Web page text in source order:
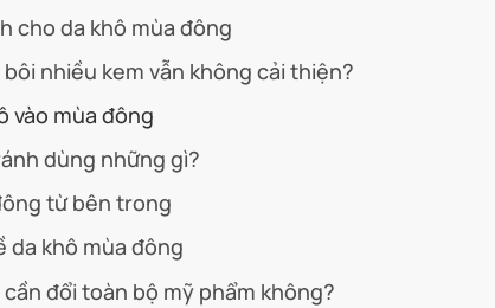
cho da khô mùa đông
nhiều kem vẫn không cải thiện?
vào mùa đông
dùng những gì?
từ bên trong
da khô mùa đông
đổi toàn bộ mỹ phẩm không?